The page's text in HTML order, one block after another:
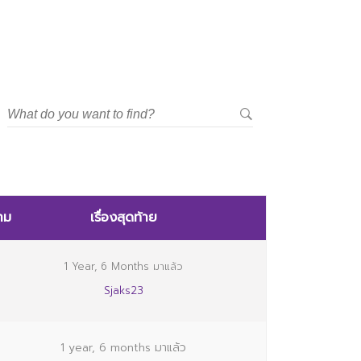
ม เรื่องสุดท้าย
1 Year, 6 Months มาแล้ว
Sjaks23
1 year, 6 months มาแล้ว